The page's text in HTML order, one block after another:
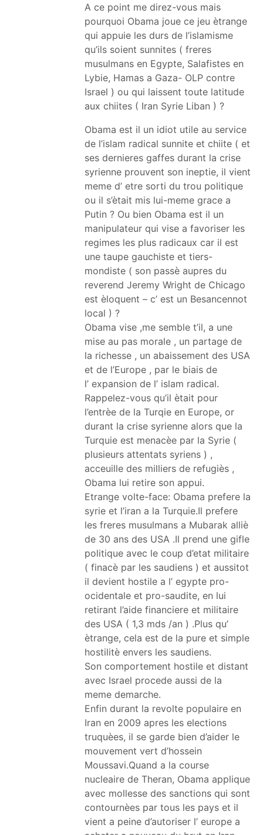
A ce point me direz-vous mais
pourquoi Obama joue ce jeu ètrange
qui appuie les durs de l’islamisme
qu’ils soient sunnites ( freres
musulmans en Egypte, Salafistes en
Lybie, Hamas a Gaza- OLP contre
Israel ) ou qui laissent toute latitude
aux chiites ( Iran Syrie Liban ) ?
Obama est il un idiot utile au service
de l’islam radical sunnite et chiite ( et
ses dernieres gaffes durant la crise
syrienne prouvent son ineptie, il vient
meme d’ etre sorti du trou politique
ou il s’ètait mis lui-meme grace a
Putin ? Ou bien Obama est il un
manipulateur qui vise a favoriser les
regimes les plus radicaux car il est
une taupe gauchiste et tiers-
mondiste ( son passè aupres du
reverend Jeremy Wright de Chicago
est èloquent – c’ est un Besancennot
local ) ?
Obama vise ,me semble t’il, a une
mise au pas morale , un partage de
la richesse , un abaissement des USA
et de l’Europe , par le biais de
l’ expansion de l’ islam radical.
Rappelez-vous qu’il ètait pour
l’entrèe de la Turqie en Europe, or
durant la crise syrienne alors que la
Turquie est menacèe par la Syrie (
plusieurs attentats syriens ) ,
acceuille des milliers de refugiès ,
Obama lui retire son appui.
Etrange volte-face: Obama prefere la
syrie et l’iran a la Turquie.Il prefere
les freres musulmans a Mubarak alliè
de 30 ans des USA .Il prend une gifle
politique avec le coup d’etat militaire
( finacè par les saudiens ) et aussitot
il devient hostile a l’ egypte pro-
ocidentale et pro-saudite, en lui
retirant l’aide financiere et militaire
des USA ( 1,3 mds /an ) .Plus qu’
ètrange, cela est de la pure et simple
hostilitè envers les saudiens.
Son comportement hostile et distant
avec Israel procede aussi de la
meme demarche.
Enfin durant la revolte populaire en
Iran en 2009 apres les elections
truquèes, il se garde bien d’aider le
mouvement vert d’hossein
Moussavi.Quand a la course
nucleaire de Theran, Obama applique
avec mollesse des sanctions qui sont
contournèes par tous les pays et il
vient a peine d’autoriser l’ europe a